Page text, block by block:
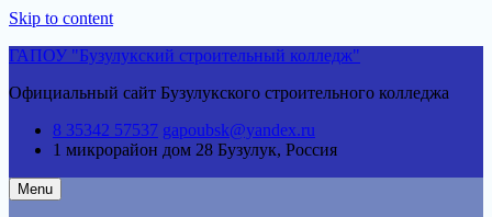
Skip to content
ГАПОУ "Бузулукский строительный колледж"
Официальный сайт Бузулукского строительного колледжа
8 35342 57537 gapoubsk@yandex.ru
1 микрорайон дом 28 Бузулук, Россия
Menu